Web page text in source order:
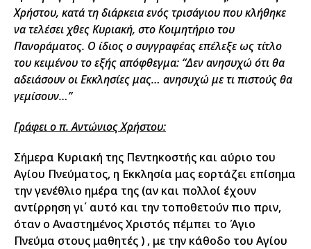
Χρήστου, κατά τη διάρκεια ενός τρισάγιου που κλήθηκε
να τελέσει χθες Κυριακή, στο Κοιμητήριο του
Πανοράματος. Ο ίδιος ο συγγραφέας επέλεξε ως τίτλο
του κειμένου το εξής απόφθεγμα: “Δεν ανησυχώ ότι θα
αδειάσουν οι Εκκλησίες μας… ανησυχώ με τι πιστούς θα
γεμίσουν…”
Γράφει ο π. Αντώνιος Χρήστου:
Σήμερα Κυριακή της Πεντηκοστής και αύριο του
Αγίου Πνεύματος, η Εκκλησία μας εορτάζει επίσημα
την γενέθλιο ημέρα της (αν και πολλοί έχουν
αντίρρηση γι΄ αυτό και την τοποθετούν πιο πριν,
όταν ο Αναστημένος Χριστός πέμπει το Άγιο
Πνεύμα στους μαθητές ) , με την κάθοδο του Αγίου